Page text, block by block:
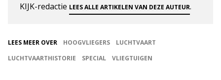
KIJK-redactie LEES ALLE ARTIKELEN VAN DEZE AUTEUR.
LEES MEER OVER HOOGVLIEGERS
LUCHTVAART
LUCHTVAARTHISTORIE
SPECIAL VLIEGTUIGEN